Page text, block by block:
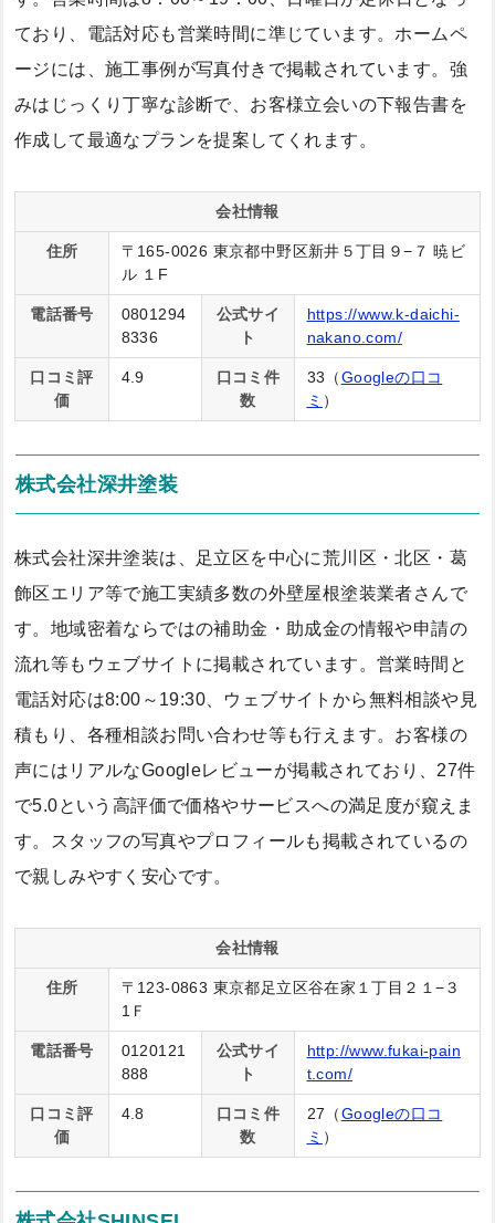
ており、電話対応も営業時間に準じています。ホームペ
ージには、施工事例が写真付きで掲載されています。強
みはじっくり丁寧な診断で、お客様立会いの下報告書を
作成して最適なプランを提案してくれます。
会社情報
住所
〒165-0026 東京都中野区新井５丁目９−７ 暁ビ
ル １F
電話番号
0801294
8336
公式サイ
ト
https://www.k-daichi-
nakano.com/
口コミ評
価
4.9
口コミ件
数
33（Googleの口コ
ミ ）
株式会社深井塗装
株式会社深井塗装は、足立区を中心に荒川区・北区・葛
飾区エリア等で施工実績多数の外壁屋根塗装業者さんで
す。地域密着ならではの補助金・助成金の情報や申請の
流れ等もウェブサイトに掲載されています。営業時間と
電話対応は8:00～19:30、ウェブサイトから無料相談や見
積もり、各種相談お問い合わせ等も行えます。お客様の
声にはリアルなGoogleレビューが掲載されており、27件
で5.0という高評価で価格やサービスへの満足度が窺えま
す。スタッフの写真やプロフィールも掲載されているの
で親しみやすく安心です。
会社情報
住所
〒123-0863 東京都足立区谷在家１丁目２１−３
1Ｆ
電話番号
0120121
888
公式サイ
ト
http://www.fukai-pain
t.com/
口コミ評
価
4.8
口コミ件
数
27（Googleの口コ
ミ ）